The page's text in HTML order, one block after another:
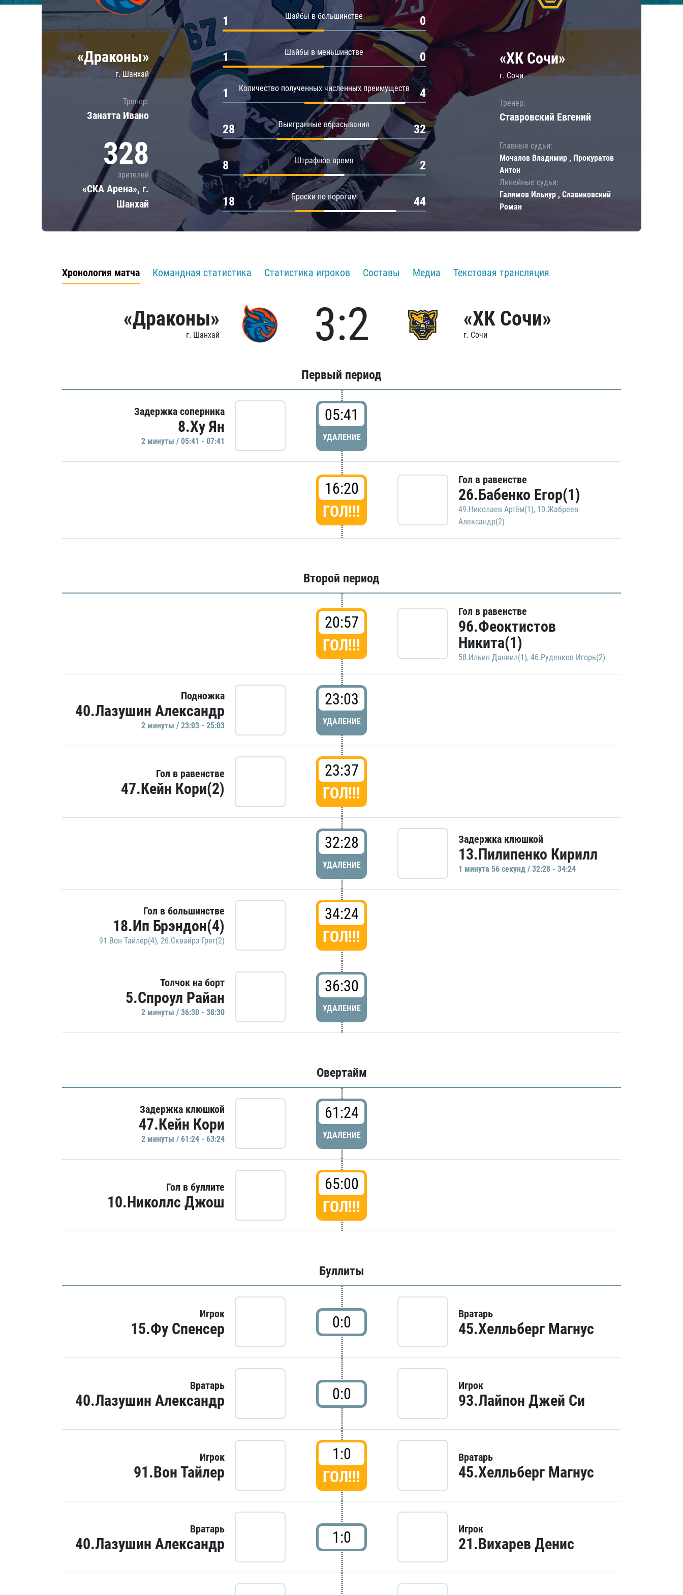
Локомотив
Шанхайские Драконы
Амур
Барыс
Салават Юлаев
«Драконы»
г. Шанхай
Тренер:
Занатта Иванo
328
зрителей
«СКА Арена», г.
Шанхай
Шайбы в большинстве
1 0
Шайбы в меньшинстве
1 0
Количество полученных численных преимуществ
1 4
Выигранные вбрасывания
28 32
Штрафное время
8 2
Броски по воротам
18 44
«ХК Сочи»
г. Сочи
Тренер:
Ставровский Евгений
Главные судьи:
Мочалов Владимир , Прокуратов
Антон
Линейные судьи:
Галимов Ильнур , Славиковский
Роман
Хронология матча Командная статистика Статистика игроков Составы Медиа Текстовая трансляция
«Драконы»
г. Шанхай 3:2 «ХК Сочи»
г. Сочи
Первый период
Задержка соперника
8.Ху Ян
2 минуты / 05:41 - 07:41
05:41
УДАЛЕНИЕ
16:20
ГОЛ!!!
Гол в равенстве
26.Бабенко Егор(1)
49.Николаев Артём(1), 10.Жабреев
Александр(2)
Второй период
20:57
ГОЛ!!!
Гол в равенстве
96.Феоктистов
Никита(1)
58.Ильин Даниил(1), 46.Руденков Игорь(2)
Подножка
40.Лазушин Александр
2 минуты / 23:03 - 25:03
23:03
УДАЛЕНИЕ
Гол в равенстве
47.Кейн Кори(2)
23:37
ГОЛ!!!
32:28
УДАЛЕНИЕ
Задержка клюшкой
13.Пилипенко Кирилл
1 минутa 56 секунд / 32:28 - 34:24
Гол в большинстве
18.Ип Брэндон(4)
91.Вон Тайлер(4), 26.Сквайрз Грег(2)
34:24
ГОЛ!!!
Толчок на борт
5.Спроул Райан
2 минуты / 36:30 - 38:30
36:30
УДАЛЕНИЕ
Овертайм
Задержка клюшкой
47.Кейн Кори
2 минуты / 61:24 - 63:24
61:24
УДАЛЕНИЕ
Гол в буллите
10.Николлс Джош
65:00
ГОЛ!!!
Буллиты
Игрок
15.Фу Спенсер 0:0 Вратарь
45.Хелльберг Магнус
Вратарь
40.Лазушин Александр 0:0 Игрок
93.Лайпон Джей Си
Игрок
91.Вон Тайлер
1:0
ГОЛ!!!
Вратарь
45.Хелльберг Магнус
Вратарь
40.Лазушин Александр 1:0 Игрок
21.Вихарев Денис